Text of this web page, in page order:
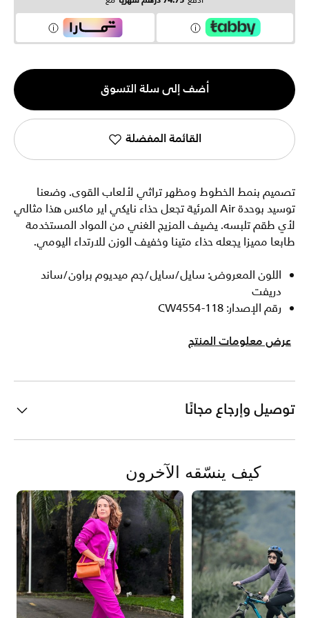
الكمية
1
أضف إلى سلة التسوق
القائمة المفضلة
تصميم بنمط الخطوط ومظهر تراثي لألعاب القوى. وضعنا
توسيد بوحدة Air المرئية تجعل حذاء نايكي اير ماكس هذا مثالي
لأي طقم تلبسه. يضيف المزيج الغني من المواد المستخدمة
طابعا مميزا يجعله حذاء متينا وخفيف الوزن للارتداء اليومي.
اللون المعروض: سايل/سايل/جم ميديوم براون/ساند
دريفت
رقم الإصدار: CW4554-118
عرض معلومات المنتج
توصيل وإرجاع مجانًا